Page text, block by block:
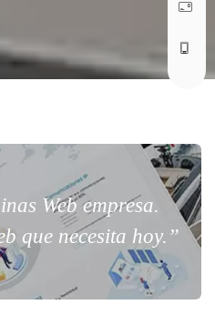
Web empresa.
que necesita hoy.”